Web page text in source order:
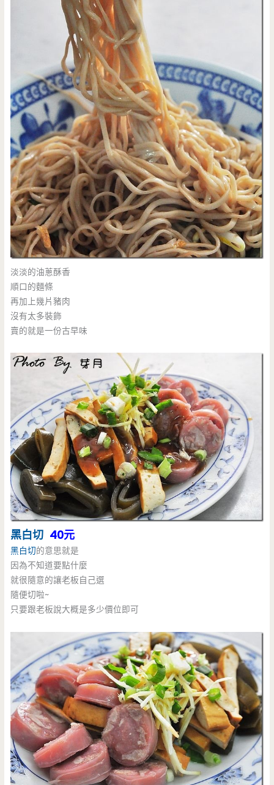
淡淡的油蔥酥香
順口的麵條
再加上幾片豬肉
沒有太多裝飾
賣的就是一份古早味
黑白切 40元
黑白切的意思就是
因為不知道要點什麼
就很隨意的讓老板自己選
隨便切啦~
只要跟老板說大概是多少價位即可